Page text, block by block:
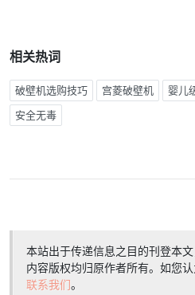
相关热词
破壁机选购技巧 宫菱破壁机 婴儿
安全无毒
本站出于传递信息之目的刊登本文
内容版权均归原作者所有。如您
联系我们。